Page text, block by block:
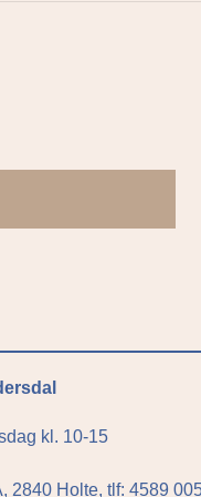
kl. 10-15
2840 Holte, tlf: 4589